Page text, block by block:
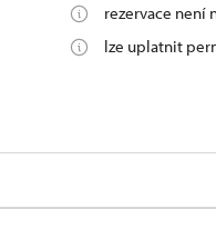
rezervace není
lze uplatnit